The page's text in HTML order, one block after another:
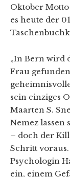
Oktober Motto
es heute der
„In Bern wird
Frau
sein einziges
Maarten S.
Nemez lassen
– doch der
Schritt
Psychologin
ein, einem